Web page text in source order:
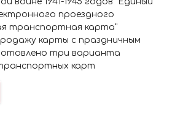
проездного
транспортная карта"
карты с праздничным
три варианта
карт